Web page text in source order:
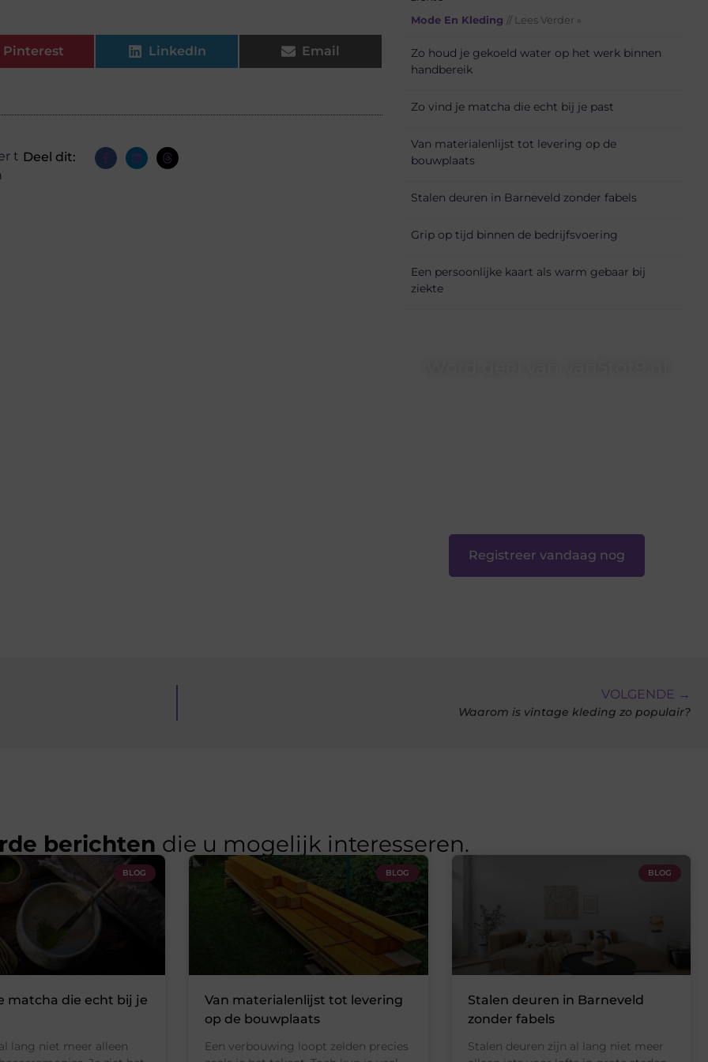
Pinterest LinkedIn Email
t Deel dit:
Mode En Kleding // Lees Verder »
Zo houd je gekoeld water op het werk binnen
handbereik
Zo vind je matcha die echt bij je past
Van materialenlijst tot levering op de
bouwplaats
Stalen deuren in Barneveld zonder fabels
Grip op tijd binnen de bedrijfsvoering
Een persoonlijke kaart als warm gebaar bij
ziekte
Registreer vandaag nog
VOLGENDE →
Waarom is vintage kleding zo populair?
berichten die u mogelijk interesseren.
BLOG
matcha die echt bij je
lang niet meer alleen
BLOG
Van materialenlijst tot levering
op de bouwplaats
Een verbouwing loopt zelden precies
BLOG
Stalen deuren in Barneveld
zonder fabels
Stalen deuren zijn al lang niet meer